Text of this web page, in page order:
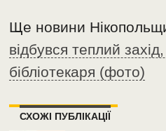
Ще новини
відбувся теплий
бібліотекаря (фото)
СХОЖІ ПУБЛІКАЦІЇ